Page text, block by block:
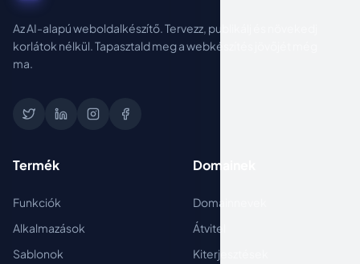
Az AI-alapú weboldalkészítő. Tervezz, publikálj és növekedj
korlátok nélkül. Tapasztald meg a webkészítés jövőjét még
ma.
Termék
Funkciók
Alkalmazások
Sablonok
Domainek
Domainnevek
Átvitel
Kiterjesztések